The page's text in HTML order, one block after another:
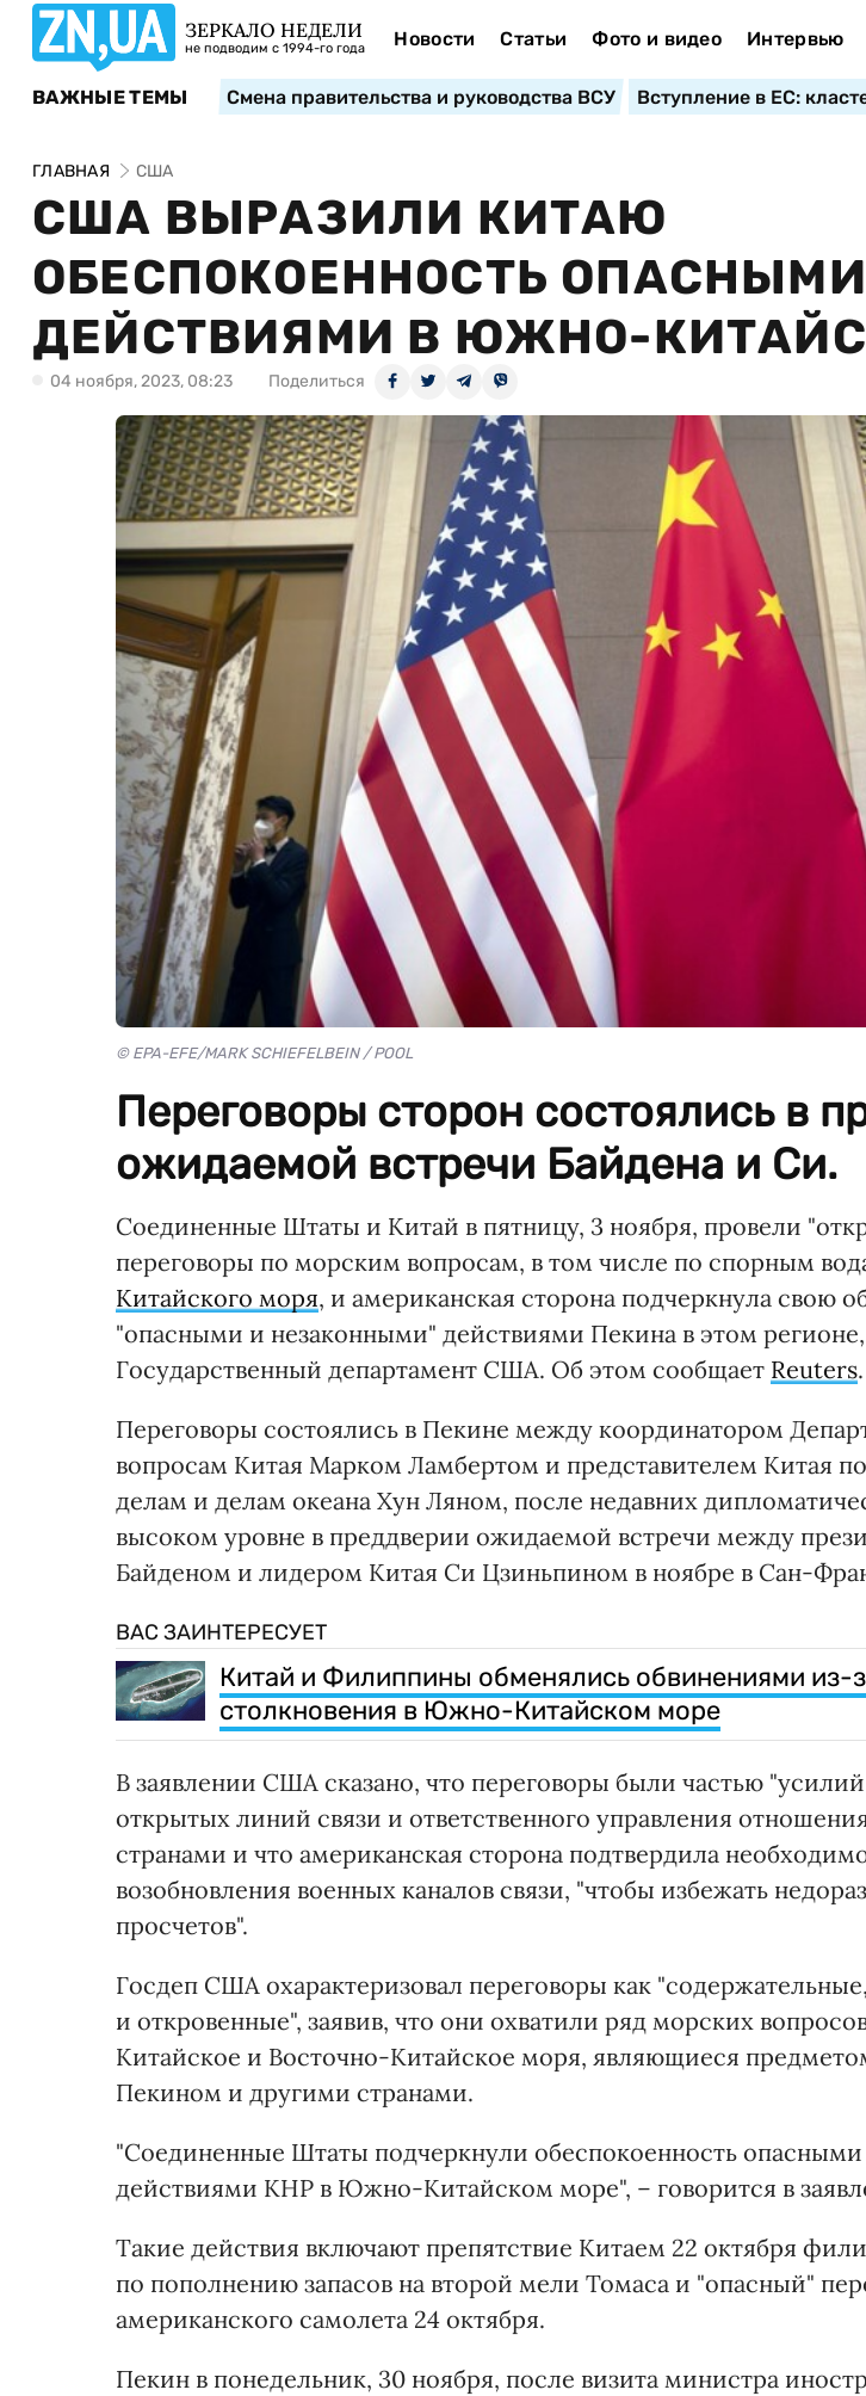
ЗЕРКАЛО НЕДЕЛИ
не подводим с 1994-го года Новости Статьи Фото и видео Интервью
ВАЖНЫЕ ТЕМЫ Смена правительства и руководства ВСУ Вступление в ЕС:
ГЛАВНАЯ США
США ВЫРАЗИЛИ КИТАЮ
ОБЕСПОКОЕННОСТЬ ОПАСНЫМИ
ДЕЙСТВИЯМИ В ЮЖНО-
04 ноября, 2023, 08:23 Поделиться
© EPA-EFE/MARK SCHIEFELBEIN / POOL
Переговоры сторон состоялись в
ожидаемой встречи Байдена и Си.
Соединенные Штаты и Китай в пятницу, 3 ноября, провели
переговоры по морским вопросам, в том числе по спорным
Китайского моря, и американская сторона подчеркнула свою
"опасными и незаконными" действиями Пекина в этом регионе,
Государственный департамент США. Об этом сообщает Reuters.
Переговоры состоялись в Пекине между координатором
вопросам Китая Марком Ламбертом и представителем Китая
делам и делам океана Хун Ляном, после недавних
высоком уровне в преддверии ожидаемой встречи между
Байденом и лидером Китая Си Цзиньпином в ноябре в Сан-
ВАС ЗАИНТЕРЕСУЕТ
Китай и Филиппины обменялись обвинениями из-
столкновения в Южно-Китайском море
В заявлении США сказано, что переговоры были частью
открытых линий связи и ответственного управления
странами и что американская сторона подтвердила
возобновления военных каналов связи, "чтобы избежать
просчетов".
Госдеп США охарактеризовал переговоры как
и откровенные", заявив, что они охватили ряд морских
Китайское и Восточно-Китайское моря, являющиеся
Пекином и другими странами.
"Соединенные Штаты подчеркнули обеспокоенность
действиями КНР в Южно-Китайском море", – говорится в
Такие действия включают препятствие Китаем 22 октября
по пополнению запасов на второй мели Томаса и "опасный"
американского самолета 24 октября.
Пекин в понедельник, 30 ноября, после визита министра